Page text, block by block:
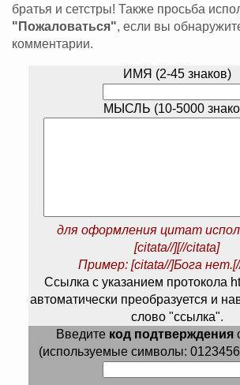
братья и сетстры! Также просьба
"Пожаловаться", если вы
комментарии.
ИМЯ (2-45 знаков)
МЫСЛЬ (10-5000
для оформления цитат
[citata//][//citata]
Пример: [citata//]Бога
Ссылка с указанием протокола
автоматически преобразуется и
слово "ссылка".
Введите код подтверждения
(используемые символы: